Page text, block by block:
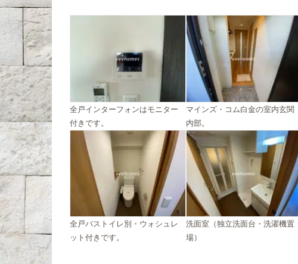
全戸インターフォンはモニター
付きです。
マインズ・コム白金の室内玄関
内部。
全戸バストイレ別・ウォシュレ
ット付きです。
洗面室（独立洗面台・洗濯機置
場）